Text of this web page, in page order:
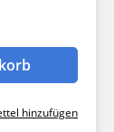
hinzufügen